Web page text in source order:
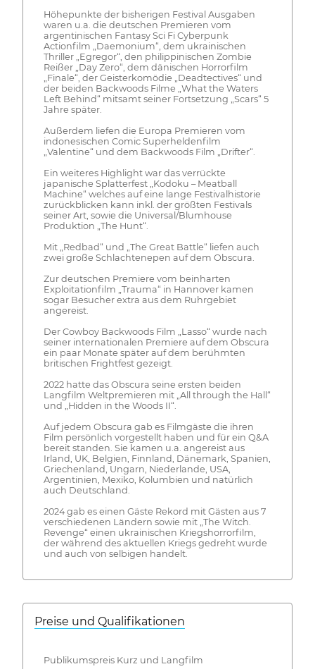
Höhepunkte der bisherigen Festival Ausgaben
waren u.a. die deutschen Premieren vom
argentinischen Fantasy Sci Fi Cyberpunk
Actionfilm „Daemonium“, dem ukrainischen
Thriller „Egregor“, den philippinischen Zombie
Reißer „Day Zero“, dem dänischen Horrorfilm
„Finale“, der Geisterkomödie „Deadtectives“ und
der beiden Backwoods Filme „What the Waters
Left Behind“ mitsamt seiner Fortsetzung „Scars“ 5
Jahre später.
Außerdem liefen die Europa Premieren vom
indonesischen Comic Superheldenfilm
„Valentine“ und dem Backwoods Film „Drifter“.
Ein weiteres Highlight war das verrückte
japanische Splatterfest „Kodoku – Meatball
Machine“ welches auf eine lange Festivalhistorie
zurückblicken kann inkl. der größten Festivals
seiner Art, sowie die Universal/Blumhouse
Produktion „The Hunt“.
Mit „Redbad“ und „The Great Battle“ liefen auch
zwei große Schlachtenepen auf dem Obscura.
Zur deutschen Premiere vom beinharten
Exploitationfilm „Trauma“ in Hannover kamen
sogar Besucher extra aus dem Ruhrgebiet
angereist.
Der Cowboy Backwoods Film „Lasso“ wurde nach
seiner internationalen Premiere auf dem Obscura
ein paar Monate später auf dem berühmten
britischen Frightfest gezeigt.
2022 hatte das Obscura seine ersten beiden
Langfilm Weltpremieren mit „All through the Hall“
und „Hidden in the Woods II“.
Auf jedem Obscura gab es Filmgäste die ihren
Film persönlich vorgestellt haben und für ein Q&A
bereit standen. Sie kamen u.a. angereist aus
Irland, UK, Belgien, Finnland, Dänemark, Spanien,
Griechenland, Ungarn, Niederlande, USA,
Argentinien, Mexiko, Kolumbien und natürlich
auch Deutschland.
2024 gab es einen Gäste Rekord mit Gästen aus 7
verschiedenen Ländern sowie mit „The Witch.
Revenge“ einen ukrainischen Kriegshorrorfilm,
der während des aktuellen Kriegs gedreht wurde
und auch von selbigen handelt.
Preise und Qualifikationen
Publikumspreis Kurz und Langfilm